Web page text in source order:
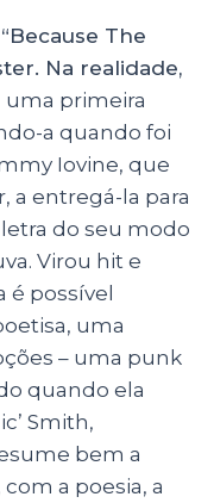
The
Na realidade,
uma primeira
a quando foi
Iovine, que
a entregá-la para
do seu modo
Virou hit e
é possível
uma
– uma punk
quando ela
Smith,
bem a
a poesia, a